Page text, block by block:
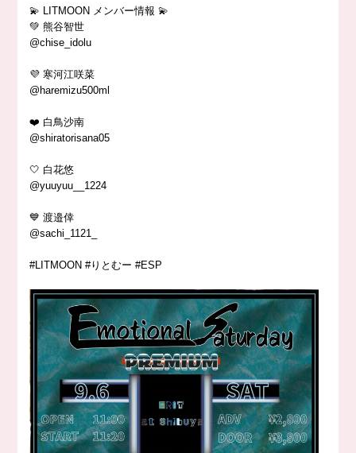
💫 LITMOON メンバー情報 💫
💚 熊谷智世
@chise_idolu
💜 寒河江咲菜
@haremizu500ml
❤️ 白鳥沙南
@shiratorisana05
🤍 白花悠
@yuuyuu__1224
💙 渡邉倖
@sachi_1121_
#LITMOON #りとむー #ESP